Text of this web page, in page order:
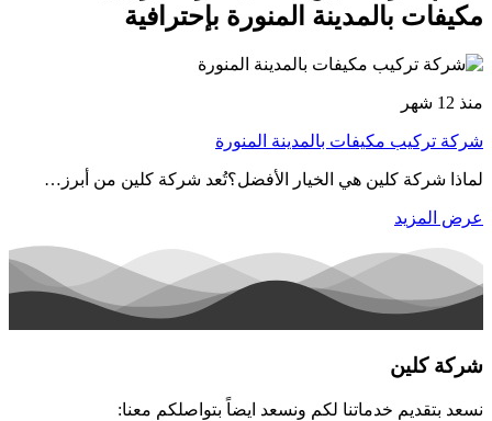
مكيفات بالمدينة المنورة بإحترافية
منذ 12 شهر
شركة تركيب مكيفات بالمدينة المنورة
لماذا شركة كلين هي الخيار الأفضل؟تُعد شركة كلين من أبرز…
عرض المزيد
شركة كلين
نسعد بتقديم خدماتنا لكم ونسعد ايضاً بتواصلكم معنا: